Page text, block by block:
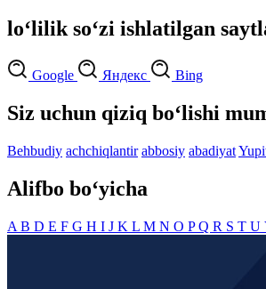
lo‘lilik so‘zi ishlatilgan
Google Яндекс Bing
Siz uchun qiziq bo‘lishi
Behbudiy achchiqlantir abbosiy abadiyat
Alifbo bo‘yicha
A B D E F G H I J K L M N O PQ R S T U